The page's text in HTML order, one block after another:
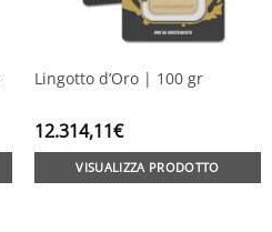
Lingotto d’Oro | 100 gr
12.314,11€
VISUALIZZA PRODOTTO